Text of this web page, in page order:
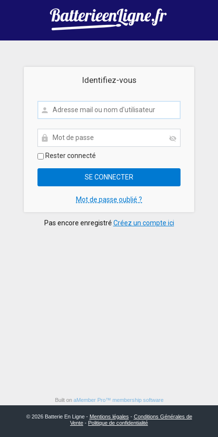
Identifiez-vous
Rester connecté
Mot de passe oublié ?
Pas encore enregistré Créez un compte ici
Built on aMember Pro™ membership software
© 2026 Batterie En Ligne - Mentions légales - Conditions Générales de
Vente - Politique de confidentialité